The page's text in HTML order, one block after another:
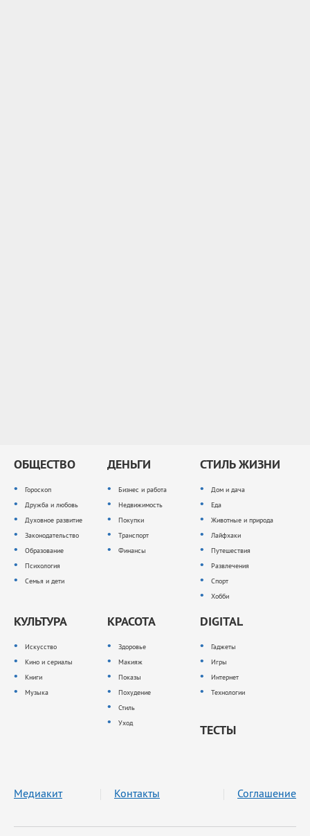
ОБЩЕСТВО
Гороскоп
Дружба и любовь
Духовное развитие
Законодательство
Образование
Психология
Семья и дети
ДЕНЬГИ
Бизнес и работа
Недвижимость
Покупки
Транспорт
Финансы
СТИЛЬ ЖИЗНИ
Дом и дача
Еда
Животные и природа
Лайфхаки
Путешествия
Развлечения
Спорт
Хобби
КУЛЬТУРА
Искусство
Кино и сериалы
Книги
Музыка
КРАСОТА
Здоровье
Макияж
Показы
Похудение
Стиль
Уход
DIGITAL
Гаджеты
Игры
Интернет
Технологии
ТЕСТЫ
Медиакит Контакты Соглашение